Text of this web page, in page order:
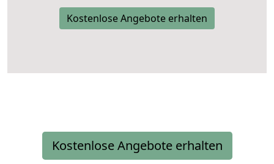
Kostenlose Angebote erhalten
Kostenlose Angebote erhalten